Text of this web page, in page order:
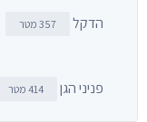
הדקל 357 מטר
פניני הגן 414 מטר